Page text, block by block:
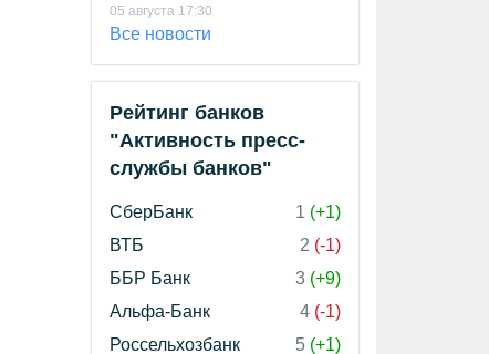
05 августа 17:30
Все новости
Рейтинг банков
"Активность пресс-
службы банков"
СберБанк 1 (+1)
ВТБ
2 (-1)
ББР Банк
3 (+9)
Альфа-Банк
4 (-1)
Россельхозбанк
5 (+1)